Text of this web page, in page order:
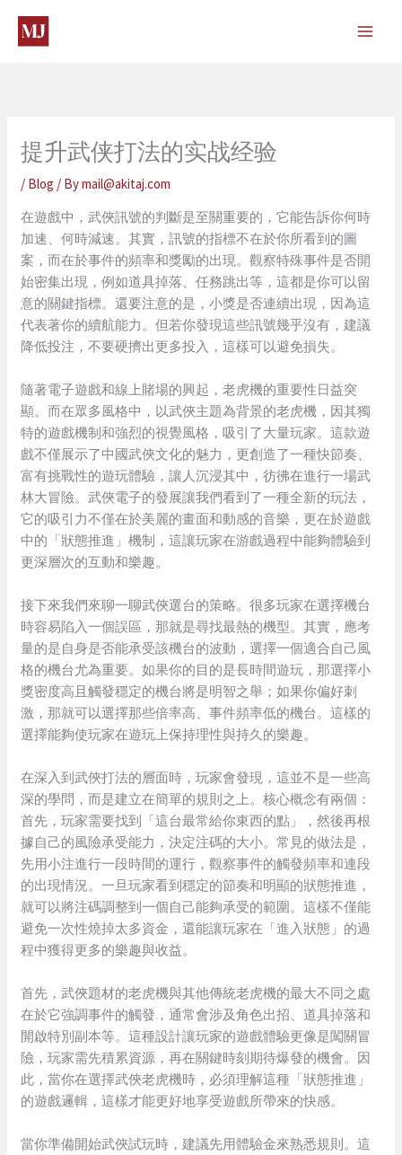
content
提升武侠打法的实战经验
/ Blog / Bymail@akitaj.com
在遊戲中，武俠訊號的判斷是至關重要的，它能告訴你何時
加速、何時減速。其實，訊號的指標不在於你所看到的圖
案，而在於事件的頻率和獎勵的出現。觀察特殊事件是否開
始密集出現，例如道具掉落、任務跳出等，這都是你可以留
意的關鍵指標。還要注意的是，小獎是否連續出現，因為這
代表著你的續航能力。但若你發現這些訊號幾乎沒有，建議
降低投注，不要硬擠出更多投入，這樣可以避免損失。
隨著電子遊戲和線上賭場的興起，老虎機的重要性日益突
顯。而在眾多風格中，以武俠主題為背景的老虎機，因其獨
特的遊戲機制和強烈的視覺風格，吸引了大量玩家。這款遊
戲不僅展示了中國武俠文化的魅力，更創造了一種快節奏、
富有挑戰性的遊玩體驗，讓人沉浸其中，彷彿在進行一場武
林大冒險。武俠電子的發展讓我們看到了一種全新的玩法，
它的吸引力不僅在於美麗的畫面和動感的音樂，更在於遊戲
中的「狀態推進」機制，這讓玩家在游戲過程中能夠體驗到
更深層次的互動和樂趣。
接下來我們來聊一聊武俠選台的策略。很多玩家在選擇機台
時容易陷入一個誤區，那就是尋找最熱的機型。其實，應考
量的是自身是否能承受該機台的波動，選擇一個適合自己風
格的機台尤為重要。如果你的目的是長時間遊玩，那選擇小
獎密度高且觸發穩定的機台將是明智之舉；如果你偏好刺
激，那就可以選擇那些倍率高、事件頻率低的機台。這樣的
選擇能夠使玩家在遊玩上保持理性與持久的樂趣。
在深入到武俠打法的層面時，玩家會發現，這並不是一些高
深的學問，而是建立在簡單的規則之上。核心概念有兩個：
首先，玩家需要找到「這台最常給你東西的點」，然後再根
據自己的風險承受能力，決定注碼的大小。常見的做法是，
先用小注進行一段時間的運行，觀察事件的觸發頻率和連段
的出現情況。一旦玩家看到穩定的節奏和明顯的狀態推進，
就可以將注碼調整到一個自己能夠承受的範圍。這樣不僅能
避免一次性燒掉太多資金，還能讓玩家在「進入狀態」的過
程中獲得更多的樂趣與收益。
首先，武俠題材的老虎機與其他傳統老虎機的最大不同之處
在於它強調事件的觸發，通常會涉及角色出招、道具掉落和
開啟特別副本等。這種設計讓玩家的遊戲體驗更像是闖關冒
險，玩家需先積累資源，再在關鍵時刻期待爆發的機會。因
此，當你在選擇武俠老虎機時，必須理解這種「狀態推進」
的遊戲邏輯，這樣才能更好地享受遊戲所帶來的快感。
當你準備開始武俠試玩時，建議先用體驗金來熟悉規則。這